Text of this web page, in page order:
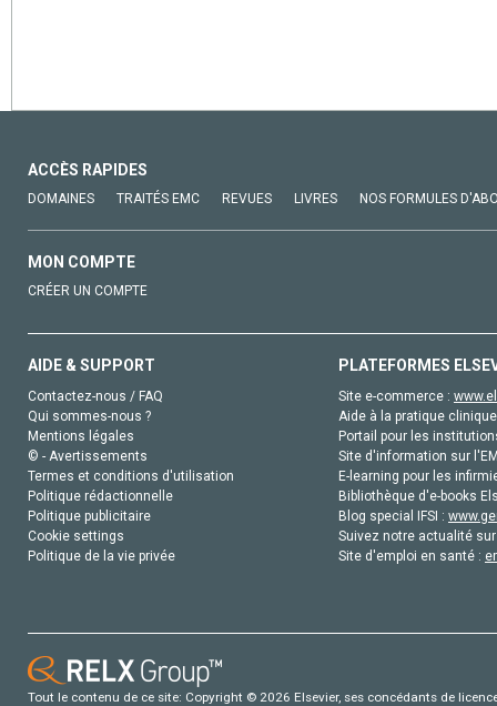
ACCÈS RAPIDES
DOMAINES TRAITÉS EMC REVUES LIVRES NOS FORMULES
MON COMPTE
CRÉER UN COMPTE
AIDE & SUPPORT
Contactez-nous / FAQ
Qui sommes-nous ?
Mentions légales
© - Avertissements
Termes et conditions d'utilisation
Politique rédactionnelle
Politique publicitaire
Cookie settings
Politique de la vie privée
PLATEFORMES
Site e-commerce :
Aide à la pratique
Portail pour les
Site d'information sur
E-learning pour les
Bibliothèque d'e-books
Blog special IFSI :
Suivez notre actualité
Site d'emploi en santé :
Tout le contenu de ce site: Copyright © 2026 Elsevier, ses concédants de